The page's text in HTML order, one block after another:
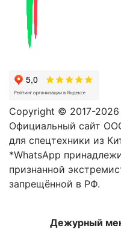
Copyright © 2017-
Официальный сайт
для спецтехники из
*WhatsApp
признанной
запрещённой в РФ.
Дежурный